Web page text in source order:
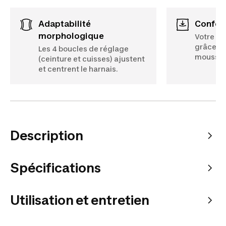
Adaptabilité
morphologique
Les 4 boucles de réglage
(ceinture et cuisses) ajustent
et centrent le harnais.
Votre
grâce
mousse
Description
Spécifications
Utilisation et entretien